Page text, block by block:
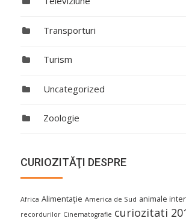
Transporturi
Turism
Uncategorized
Zoologie
CURIOZITĂŢI DESPRE
Africa Alimentaţie America de Sud animale
recordurilor Cinematografie curiozitati